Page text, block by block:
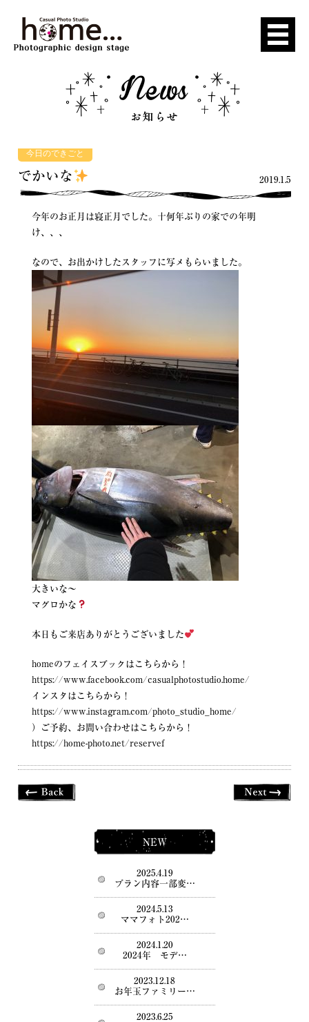
今日のできごと
でかいな 2019.1.5
今年のお正月は寝正月でした。十何年ぶりの家での年明
け、、、
なので、お出かけしたスタッフに写メもらいました。
大きいな〜
マグロかな
本日もご来店ありがとうございました
homeのフェイスブックはこちらから！
https://www.facebook.com/casualphotostudio.home/
インスタはこちらから！
https://www.instagram.com/photo_studio_home/
）ご予約、お問い合わせはこちらから！
https://home-photo.net/reservef
NEW
2025.4.19
プラン内容一部変…
2024.5.13
ママフォト202…
2024.1.20
2024年 モデ…
2023.12.18
お年玉ファミリー…
2023.6.25